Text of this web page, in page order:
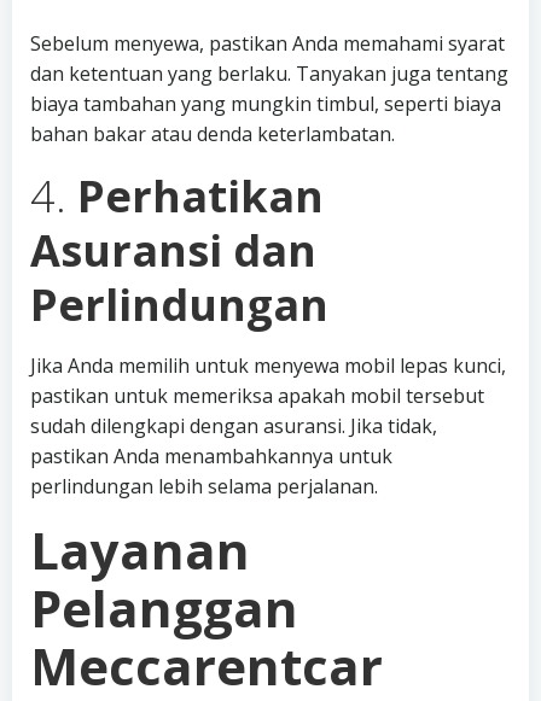
Sebelum menyewa, pastikan Anda memahami syarat
dan ketentuan yang berlaku. Tanyakan juga tentang
biaya tambahan yang mungkin timbul, seperti biaya
bahan bakar atau denda keterlambatan.
4. Perhatikan
Asuransi dan
Perlindungan
Jika Anda memilih untuk menyewa mobil lepas kunci,
pastikan untuk memeriksa apakah mobil tersebut
sudah dilengkapi dengan asuransi. Jika tidak,
pastikan Anda menambahkannya untuk
perlindungan lebih selama perjalanan.
Layanan
Pelanggan
Meccarentcar